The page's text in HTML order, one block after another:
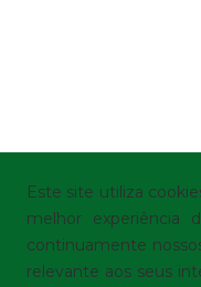
Este site utiliza
melhor experiência
continuamente
relevante aos seus